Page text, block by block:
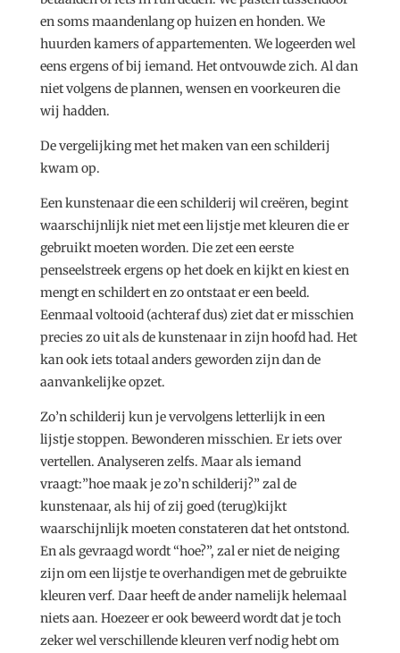
en soms maandenlang op huizen en honden. We
huurden kamers of appartementen. We logeerden wel
eens ergens of bij iemand. Het ontvouwde zich. Al dan
niet volgens de plannen, wensen en voorkeuren die
wij hadden.
De vergelijking met het maken van een schilderij
kwam op.
Een kunstenaar die een schilderij wil creëren, begint
waarschijnlijk niet met een lijstje met kleuren die er
gebruikt moeten worden. Die zet een eerste
penseelstreek ergens op het doek en kijkt en kiest en
mengt en schildert en zo ontstaat er een beeld.
Eenmaal voltooid (achteraf dus) ziet dat er misschien
precies zo uit als de kunstenaar in zijn hoofd had. Het
kan ook iets totaal anders geworden zijn dan de
aanvankelijke opzet.
Zo’n schilderij kun je vervolgens letterlijk in een
lijstje stoppen. Bewonderen misschien. Er iets over
vertellen. Analyseren zelfs. Maar als iemand
vraagt:”hoe maak je zo’n schilderij?” zal de
kunstenaar, als hij of zij goed (terug)kijkt
waarschijnlijk moeten constateren dat het ontstond.
En als gevraagd wordt “hoe?”, zal er niet de neiging
zijn om een lijstje te overhandigen met de gebruikte
kleuren verf. Daar heeft de ander namelijk helemaal
niets aan. Hoezeer er ook beweerd wordt dat je toch
zeker wel verschillende kleuren verf nodig hebt om